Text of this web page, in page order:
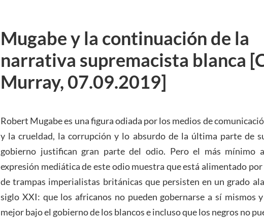
Mugabe y la continuación de la
narrativa supremacista blanca
Murray, 07.09.2019]
Robert Mugabe es una figura odiada por los medios de
y la crueldad, la corrupción y lo absurdo de la última parte de
gobierno justifican gran parte del odio. Pero el más mínimo
expresión mediática de este odio muestra que está alimentado
de trampas imperialistas británicas que persisten en un grado
siglo XXI: que los africanos no pueden gobernarse a sí mismos
mejor bajo el gobierno de los blancos e incluso que los negros no